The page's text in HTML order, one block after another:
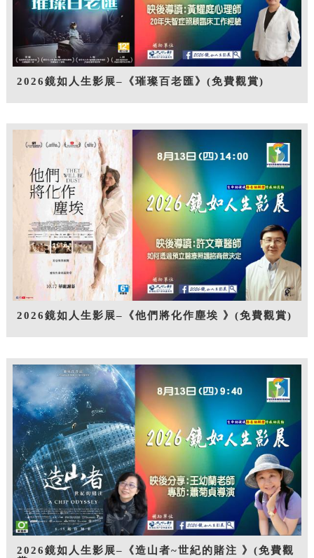
2026鏡如人生影展–《璀璨百老匯》(免費觀賞)
2026鏡如人生影展–《他們將化作塵埃 》(免費觀賞)
2026鏡如人生影展–《造山者~世紀的賭注 》(免費觀